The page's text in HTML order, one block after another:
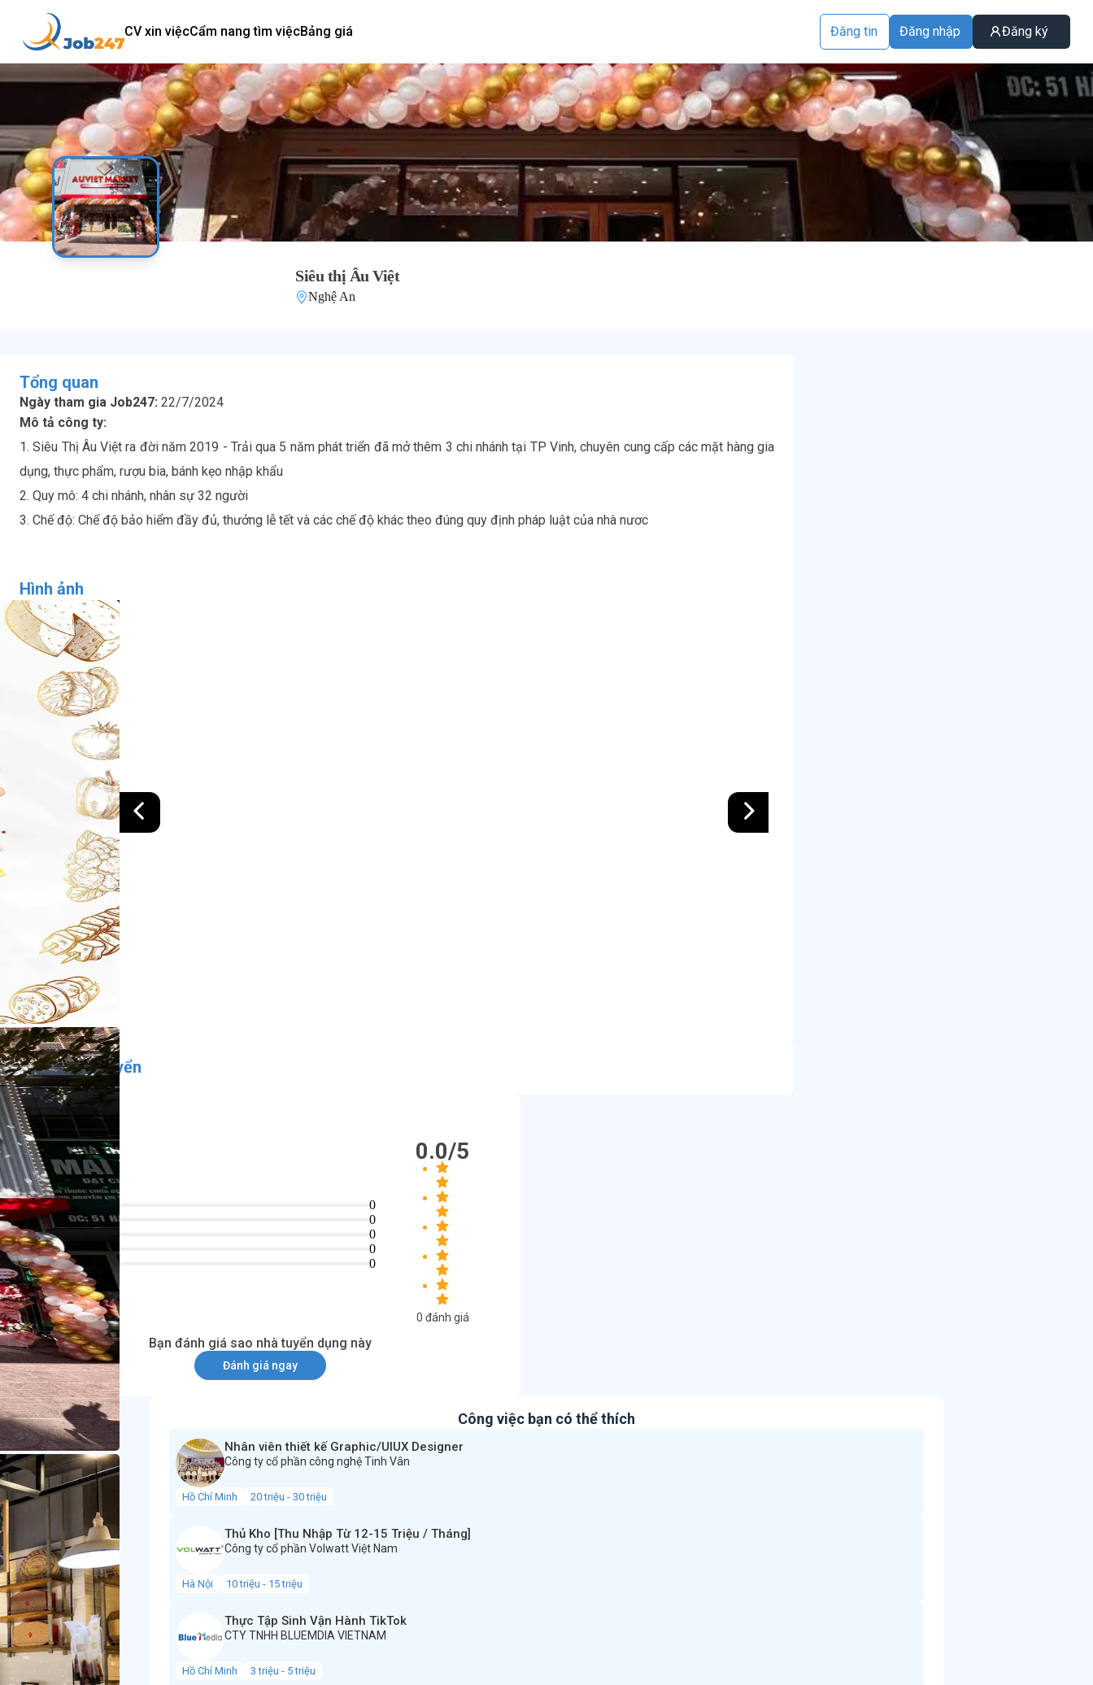
CV xin việcCẩm nang tìm việcBảng giá Đăng tin Đăng nhập Đăng ký
Siêu thị Âu Việt
Nghệ An
Tổng quan
Ngày tham gia Job247: 22/7/2024
Mô tả công ty:
1. Siêu Thị Âu Việt ra đời năm 2019 - Trải qua 5 năm phát triển đã mở thêm 3 chi nhánh tại TP Vinh, chuyên cung cấp các mặt hàng gia
dụng, thực phẩm, rượu bia, bánh kẹo nhập khẩu
2. Quy mô: 4 chi nhánh, nhân sự 32 người
Hình ảnh
Vị trí đang tuyển
Đánh giá
5 0
4 0
3 0
2 0
1 0
0.0/5
0 đánh giá
Bạn đánh giá sao nhà tuyển dụng này
Đánh giá ngay
Công việc bạn có thể thích
Nhân viên thiết kế Graphic/UIUX Designer
Công ty cổ phần công nghệ Tinh Vân
Hồ Chí Minh 20 triệu - 30 triệu
Thủ Kho [Thu Nhập Từ 12-15 Triệu / Tháng]
Công ty cổ phần Volwatt Việt Nam
Hà Nội 10 triệu - 15 triệu
Thực Tập Sinh Vận Hành TikTok
CTY TNHH BLUEMDIA VIETNAM
Hồ Chí Minh 3 triệu - 5 triệu